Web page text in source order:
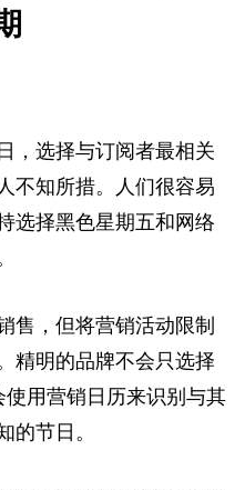
，选择与订阅者最相关
不知所措。人们很容易
选择黑色星期五和网络
售，但将营销活动限制
精明的品牌不会只选择
用营销日历来识别与其
的节日。